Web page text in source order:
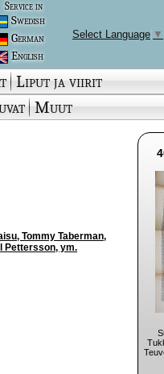
Service in
Swedish
German
English
Select Language ▼
Liput ja viirit
Muut
Tommy Taberman,
Pettersson, ym.